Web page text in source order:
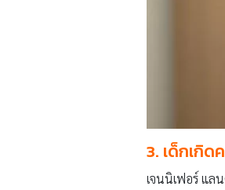
3. เด็กเกิด
เจนนิเฟอร์ แล